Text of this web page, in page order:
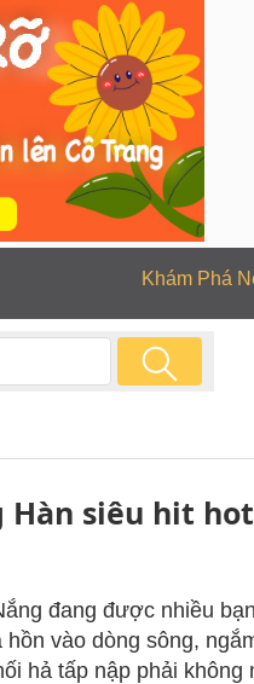
Khám Phá
Hàn siêu hit
đang được nhiều
vào dòng sông,
hả tấp nập phải không